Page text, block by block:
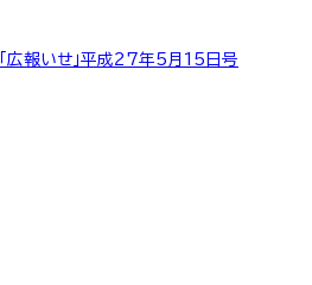
「広報いせ」平成27年5月15日号